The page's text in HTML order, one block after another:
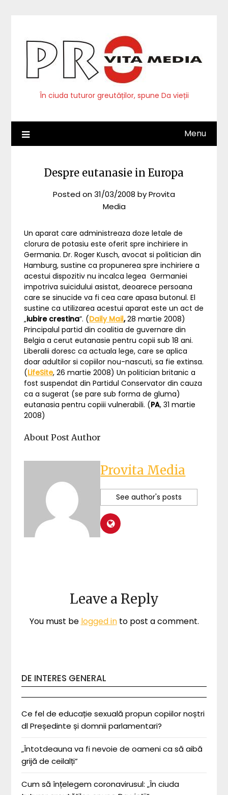
În ciuda tuturor greutăților, spune Da vieții
Menu
Despre eutanasie in Europa
Posted on31/03/2008 byProvita
Media
Un aparat care administreaza doze letale de
clorura de potasiu este oferit spre inchiriere in
Germania. Dr. Roger Kusch, avocat si politician din
Hamburg, sustine ca propunerea spre inchiriere a
acestui dispozitiv nu incalca legea Germaniei
impotriva suicidului asistat, deoarece persoana
care se sinucide va fi cea care apasa butonul. El
sustine ca utilizarea acestui aparat este un act de
„iubire crestina”. (Daily Mail,28 martie 2008)
Principalul partid din coalitia de guvernare din
Belgia a cerut eutanasie pentru copii sub 18 ani.
Liberalii doresc ca actuala lege, care se aplica
doar adultilor si copiilor nou-nascuti, sa fie extinsa.
(LifeSite, 26 martie 2008) Un politician britanic a
fost suspendat din Partidul Conservator din cauza
ca a sugerat (se pare sub forma de gluma)
eutanasia pentru copiii vulnerabili. (PA, 31 martie
2008)
About Post Author
Provita Media
See author's posts
Leave a Reply
You must be logged into post a comment.
DE INTERES GENERAL
Ce fel de educație sexuală propun copiilor noștri
dl Președinte și domnii parlamentari?
„Întotdeauna va fi nevoie de oameni ca să aibă
grijă de ceilalți”
Cum să înțelegem coronavirusul: „În ciuda